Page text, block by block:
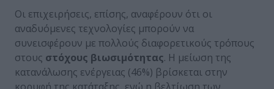
Οι επιχειρήσεις, επίσης, αναφέρουν ότι οι
αναδυόμενες τεχνολογίες μπορούν να
συνεισφέρουν με πολλούς διαφορετικούς τρόπους
στους στόχους βιωσιμότητας. Η μείωση της
κατανάλωσης ενέργειας (46%) βρίσκεται στην